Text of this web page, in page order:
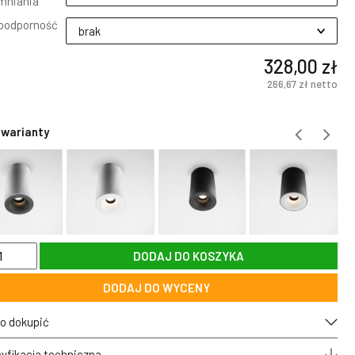
328,00 zł
266,67 złnetto
warianty
DODAJ DO KOSZYKA
DODAJ DO WYCENY
dokupić